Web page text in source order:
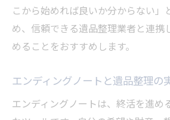
こから始めれば良いか分からない」
め、信頼できる遺品整理業者と連携
めることをおすすめします。
エンディングノートと遺品整理の
エンディングノートは、終活を進め